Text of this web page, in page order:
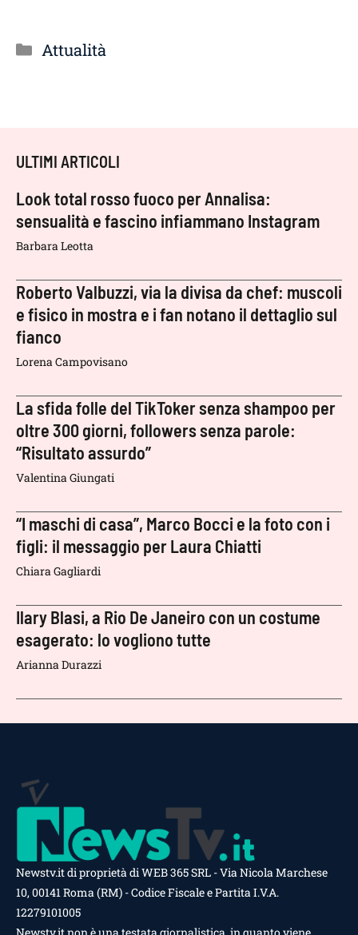
Categorie
Attualità
ULTIMI ARTICOLI
Look total rosso fuoco per Annalisa:
sensualità e fascino infiammano Instagram
Barbara Leotta
Roberto Valbuzzi, via la divisa da chef: muscoli
e fisico in mostra e i fan notano il dettaglio sul
fianco
Lorena Campovisano
La sfida folle del TikToker senza shampoo per
oltre 300 giorni, followers senza parole:
“Risultato assurdo”
Valentina Giungati
“I maschi di casa”, Marco Bocci e la foto con i
figli: il messaggio per Laura Chiatti
Chiara Gagliardi
Ilary Blasi, a Rio De Janeiro con un costume
esagerato: lo vogliono tutte
Arianna Durazzi
Newstv.it di proprietà di WEB 365 SRL - Via Nicola Marchese
10, 00141 Roma (RM) - Codice Fiscale e Partita I.V.A.
12279101005